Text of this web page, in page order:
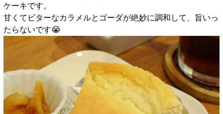
ケーキです。
甘くてビターなカラメルとゴーダが絶妙に調和して、旨いっ
たらないです😭